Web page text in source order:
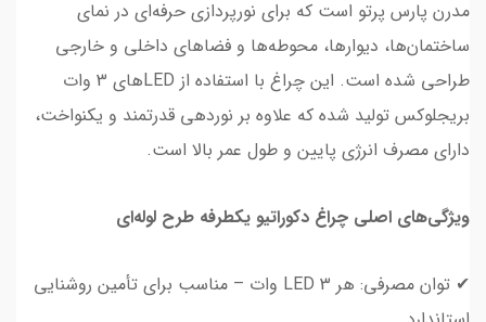
مدرن پارس پرتو است که برای نورپردازی حرفه‌ای در نمای
ساختمان‌ها، دیوارها، محوطه‌ها و فضاهای داخلی و خارجی
طراحی شده است. این چراغ با استفاده از LEDهای 3 وات
بریجلوکس تولید شده که علاوه بر نوردهی قدرتمند و یکنواخت،
دارای مصرف انرژی پایین و طول عمر بالا است.
ویژگی‌های اصلی چراغ دکوراتیو یکطرفه طرح لوله‌ای
✔ توان مصرفی: هر LED 3 وات – مناسب برای تأمین روشنایی